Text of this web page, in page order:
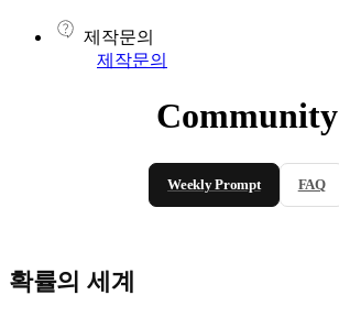
제작문의
제작문의
Community
Weekly Prompt FAQ
확률의 세계